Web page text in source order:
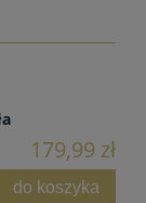
179,99 zł
do koszyka